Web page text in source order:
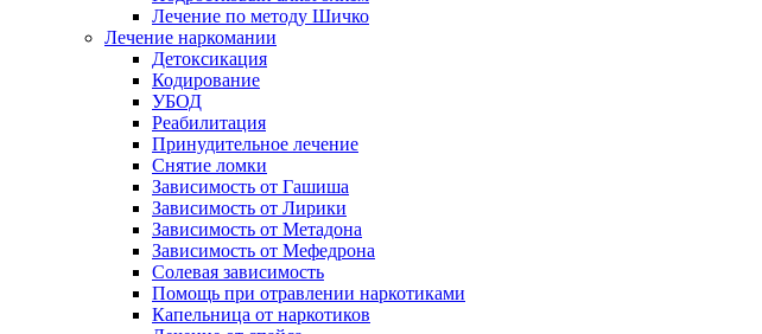
Лечение по методу Шичко
Лечение наркомании
Детоксикация
Кодирование
УБОД
Реабилитация
Принудительное лечение
Снятие ломки
Зависимость от Гашиша
Зависимость от Лирики
Зависимость от Метадона
Зависимость от Мефедрона
Солевая зависимость
Помощь при отравлении наркотиками
Капельница от наркотиков